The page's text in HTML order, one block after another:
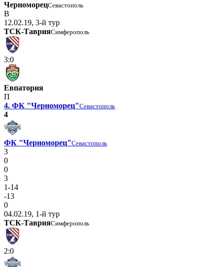
ЧерноморецСевастополь
В
12.02.19, 3-й тур
ТСК-ТаврияСимферополь
3:0
Евпатория
П
4. ФК "Черноморец"Севастополь
4
ФК "Черноморец"Севастополь
3
0
0
3
1-14
-13
0
04.02.19, 1-й тур
ТСК-ТаврияСимферополь
2:0